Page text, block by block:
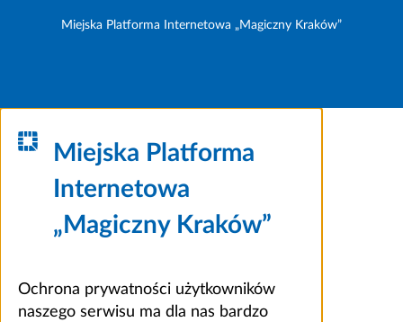
Miejska Platforma Internetowa „Magiczny Kraków”
Miejska Platforma
Internetowa
„Magiczny Kraków”
Ochrona prywatności użytkowników
naszego serwisu ma dla nas bardzo